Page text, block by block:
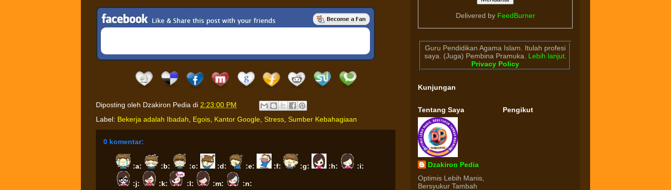
Diposting oleh Dzakiron Pedia di 2:23:00 PM
Label: Bekerja adalah Ibadah Egois Kantor Google Stress Sumber Kebahagiaan
0 komentar:
:a: :b: :c: :d: :e: :f: :g: :h: :i:
:j: :k: :l: :m: :n:
Delivered by FeedBurner
Guru Pendidikan Agama Islam. Itulah profesi
saya. (Juga) Pembina Pramuka.
Lebih lanjut.
Privacy Policy
Kunjungan
Tentang Saya
Dzakiron Pedia
Optimis Lebih Manis,
Bersyukur Tambah
Pengikut